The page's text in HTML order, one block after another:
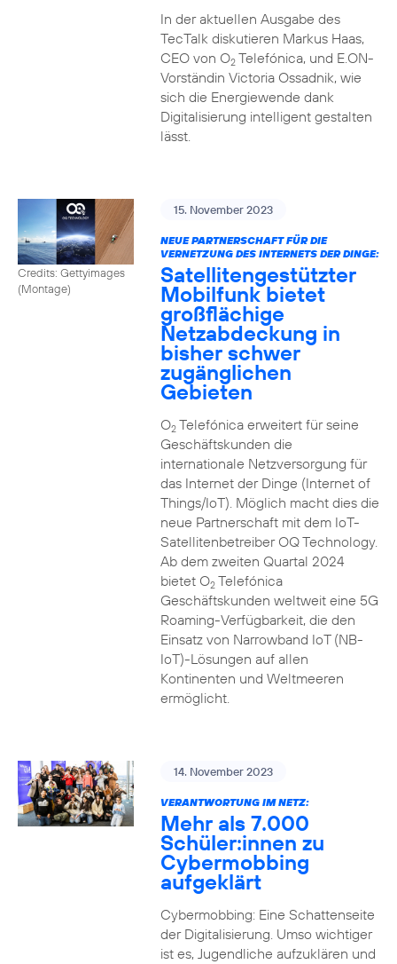
In der aktuellen Ausgabe des
TecTalk diskutieren Markus Haas,
CEO von O2Telefónica, und E.ON-
Vorständin Victoria Ossadnik, wie
sich die Energiewende dank
Digitalisierung intelligent gestalten
lässt.
Credits: Gettyimages
(Montage)
15. November 2023
NEUE PARTNERSCHAFT FÜR DIE
VERNETZUNG DES INTERNETS DER DINGE:
Satellitengestützter
Mobilfunk bietet
großflächige
Netzabdeckung in
bisher schwer
zugänglichen
Gebieten
O2Telefónica erweitert für seine
Geschäftskunden die
internationale Netzversorgung für
das Internet der Dinge (Internet of
Things/IoT). Möglich macht dies die
neue Partnerschaft mit dem IoT-
Satellitenbetreiber OQ Technology.
Ab dem zweiten Quartal 2024
bietet O2Telefónica
Geschäftskunden weltweit eine 5G
Roaming-Verfügbarkeit, die den
Einsatz von Narrowband IoT (NB-
IoT)-Lösungen auf allen
Kontinenten und Weltmeeren
ermöglicht.
14. November 2023
VERANTWORTUNG IM NETZ:
Mehr als 7.000
Schüler:innen zu
Cybermobbing
aufgeklärt
Cybermobbing: Eine Schattenseite
der Digitalisierung. Umso wichtiger
ist es, Jugendliche aufzuklären und